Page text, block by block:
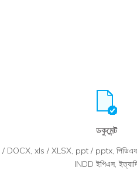
ডকুমেন্ট
DOCX, xls / XLSX, ppt / pptx,
INDD ইপিএস,